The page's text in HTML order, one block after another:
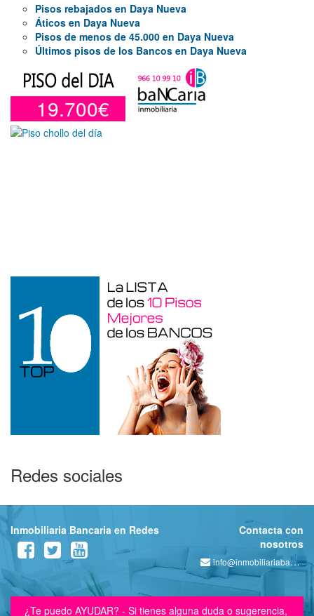
Pisos rebajados en Daya Nueva
Áticos en Daya Nueva
Pisos de menos de 45.000 en Daya Nueva
Últimos pisos de los Bancos en Daya Nueva
19.700€
Redes sociales
Inmobiliaria Bancaria en Redes
Contacta con
nosotros
info@inmobiliariabancaria.com
¿Te puedo AYUDAR? - Si tienes alguna duda o sugerencia,